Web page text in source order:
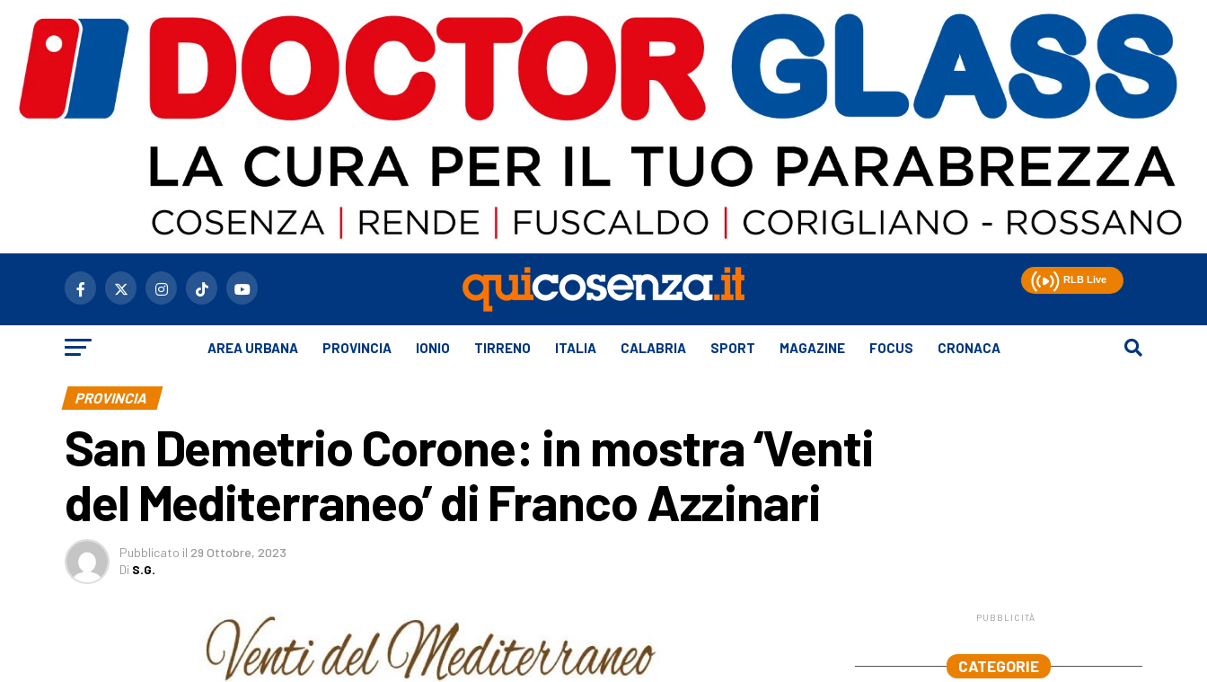
AREA URBANA PROVINCIA IONIO TIRRENO ITALIA CALABRIA SPORT MAGAZINE FOCUS CRONACA
PROVINCIA
San Demetrio Corone: in mostra ‘Venti
del Mediterraneo’ di Franco Azzinari
Pubblicato il 29 Ottobre, 2023
Di S.G.
PUBBLICITÀ
CATEGORIE